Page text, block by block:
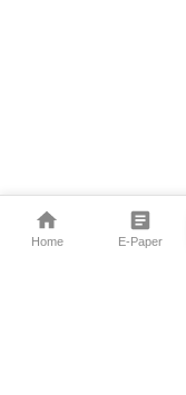
Home E-Paper